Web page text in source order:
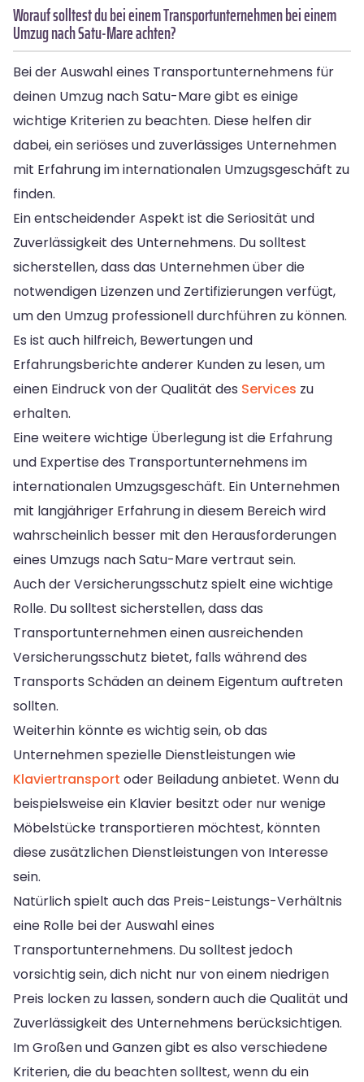
Worauf solltest du bei einem Transportunternehmen bei einem
Umzug nach Satu-Mare achten?
Bei der Auswahl eines Transportunternehmens für
deinen Umzug nach Satu-Mare gibt es einige
wichtige Kriterien zu beachten. Diese helfen dir
dabei, ein seriöses und zuverlässiges Unternehmen
mit Erfahrung im internationalen Umzugsgeschäft zu
finden.
Ein entscheidender Aspekt ist die Seriosität und
Zuverlässigkeit des Unternehmens. Du solltest
sicherstellen, dass das Unternehmen über die
notwendigen Lizenzen und Zertifizierungen verfügt,
um den Umzug professionell durchführen zu können.
Es ist auch hilfreich, Bewertungen und
Erfahrungsberichte anderer Kunden zu lesen, um
einen Eindruck von der Qualität des Services zu
erhalten.
Eine weitere wichtige Überlegung ist die Erfahrung
und Expertise des Transportunternehmens im
internationalen Umzugsgeschäft. Ein Unternehmen
mit langjähriger Erfahrung in diesem Bereich wird
wahrscheinlich besser mit den Herausforderungen
eines Umzugs nach Satu-Mare vertraut sein.
Auch der Versicherungsschutz spielt eine wichtige
Rolle. Du solltest sicherstellen, dass das
Transportunternehmen einen ausreichenden
Versicherungsschutz bietet, falls während des
Transports Schäden an deinem Eigentum auftreten
sollten.
Weiterhin könnte es wichtig sein, ob das
Unternehmen spezielle Dienstleistungen wie
Klaviertransport oder Beiladung anbietet. Wenn du
beispielsweise ein Klavier besitzt oder nur wenige
Möbelstücke transportieren möchtest, könnten
diese zusätzlichen Dienstleistungen von Interesse
sein.
Natürlich spielt auch das Preis-Leistungs-Verhältnis
eine Rolle bei der Auswahl eines
Transportunternehmens. Du solltest jedoch
vorsichtig sein, dich nicht nur von einem niedrigen
Preis locken zu lassen, sondern auch die Qualität und
Zuverlässigkeit des Unternehmens berücksichtigen.
Im Großen und Ganzen gibt es also verschiedene
Kriterien, die du beachten solltest, wenn du ein